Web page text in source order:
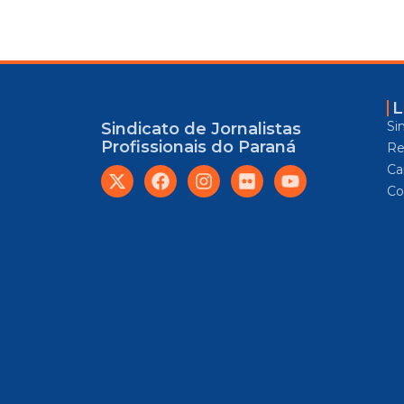
Sindicato de Jornalistas
Profissionais do Paraná